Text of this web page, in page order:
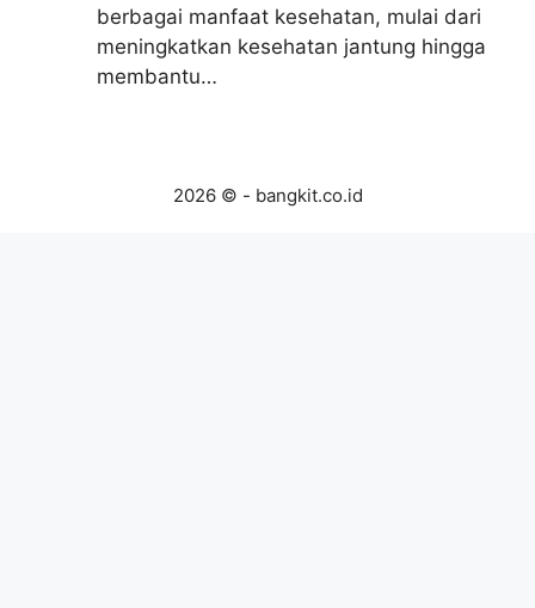
berbagai manfaat kesehatan, mulai dari
meningkatkan kesehatan jantung hingga
membantu…
2026 © - bangkit.co.id